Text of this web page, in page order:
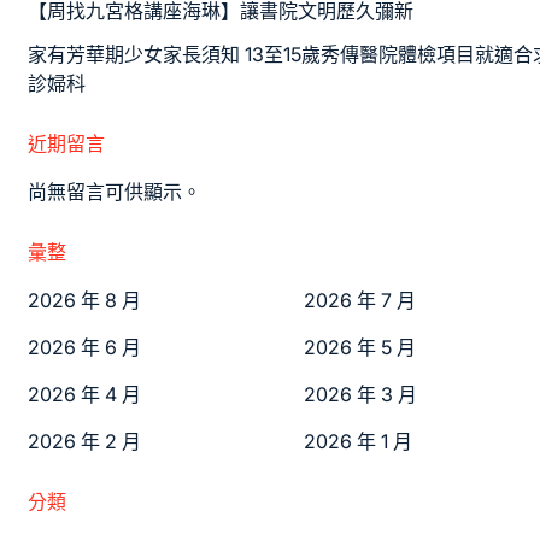
【周找九宮格講座海琳】讓書院文明歷久彌新
家有芳華期少女家長須知 13至15歲秀傳醫院體檢項目就適合
診婦科
近期留言
尚無留言可供顯示。
彙整
2026 年 8 月
2026 年 7 月
2026 年 6 月
2026 年 5 月
2026 年 4 月
2026 年 3 月
2026 年 2 月
2026 年 1 月
分類